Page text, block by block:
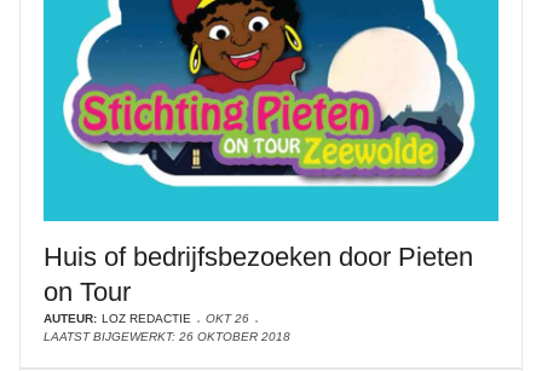
Huis of bedrijfsbezoeken door Pieten
on Tour
AUTEUR: LOZ REDACTIE
OKT 26
LAATST BIJGEWERKT: 26 OKTOBER 2018